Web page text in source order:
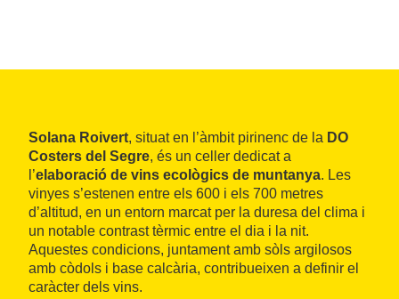
Solana Roivert, situat en l’àmbit pirinenc de la DO
Costers del Segre, és un celler dedicat a
l’elaboració de vins ecològics de muntanya. Les
vinyes s’estenen entre els 600 i els 700 metres
d’altitud, en un entorn marcat per la duresa del clima i
un notable contrast tèrmic entre el dia i la nit.
Aquestes condicions, juntament amb sòls argilosos
amb còdols i base calcària, contribueixen a definir el
caràcter dels vins.